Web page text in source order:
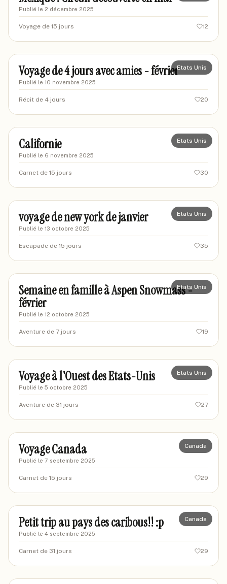
Publié le 2 décembre 2025
Voyage de 15 jours 12
crew-bordeaux
Etats Unis
Voyage de 4 jours avec amies - février
Publié le 10 novembre 2025
Récit de 4 jours 20
Airge
Etats Unis
Californie
Publié le 6 novembre 2025
Carnet de 15 jours 30
choriste
Etats Unis
voyage de new york de janvier
Publié le 13 octobre 2025
Escapade de 15 jours 35
famille-jura
Etats Unis
Semaine en famille à Aspen Snowmass -
février
Publié le 12 octobre 2025
Aventure de 7 jours 19
Micky83
Etats Unis
Voyage à l'Ouest des Etats-Unis
Publié le 5 octobre 2025
Aventure de 31 jours 27
floux
Canada
Voyage Canada
Publié le 7 septembre 2025
Carnet de 15 jours 29
eaendil
Canada
Petit trip au pays des caribous!! :p
Publié le 4 septembre 2025
Carnet de 31 jours 29
calou2b